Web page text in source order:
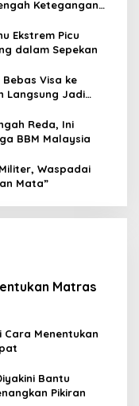
Ketegangan
Ekstrem Picu
dalam Sepekan
Visa ke
Langsung Jadi
Reda, Ini
BBM Malaysia
Waspadai
Mata”
Matras
Cara Menentukan
Bantu
Pikiran